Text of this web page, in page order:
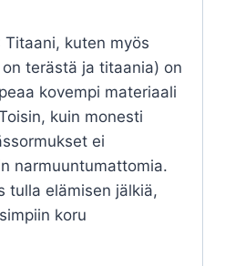
Titaani, kuten myös
terästä ja titaania) on
kovempi materiaali
kuin monesti
ei
narmuuntumattomia.
tulla elämisen jälkiä,
koru